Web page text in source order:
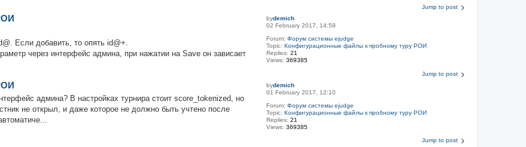
Jump to post
bydemich
02 February 2017, 14:59
Forum:Форум системы ejudge
Topic: Конфигурационные файлы к пробному туру РОИ
Replies:21
Views:369385
Если добавить, то опять id@+.
через интерфейс админа, при нажатии на Save он зависает
Jump to post
bydemich
01 February 2017, 12:10
Forum:Форум системы ejudge
Topic:Конфигурационные файлы к пробному туру РОИ
Replies:21
Views:369385
админа? В настройках турнира стоит score_tokenized, но
не открыл, и даже которое не должно быть учтено после
Jump to post